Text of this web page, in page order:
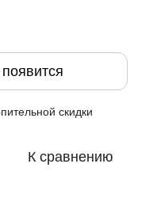
скидки
К сравнению